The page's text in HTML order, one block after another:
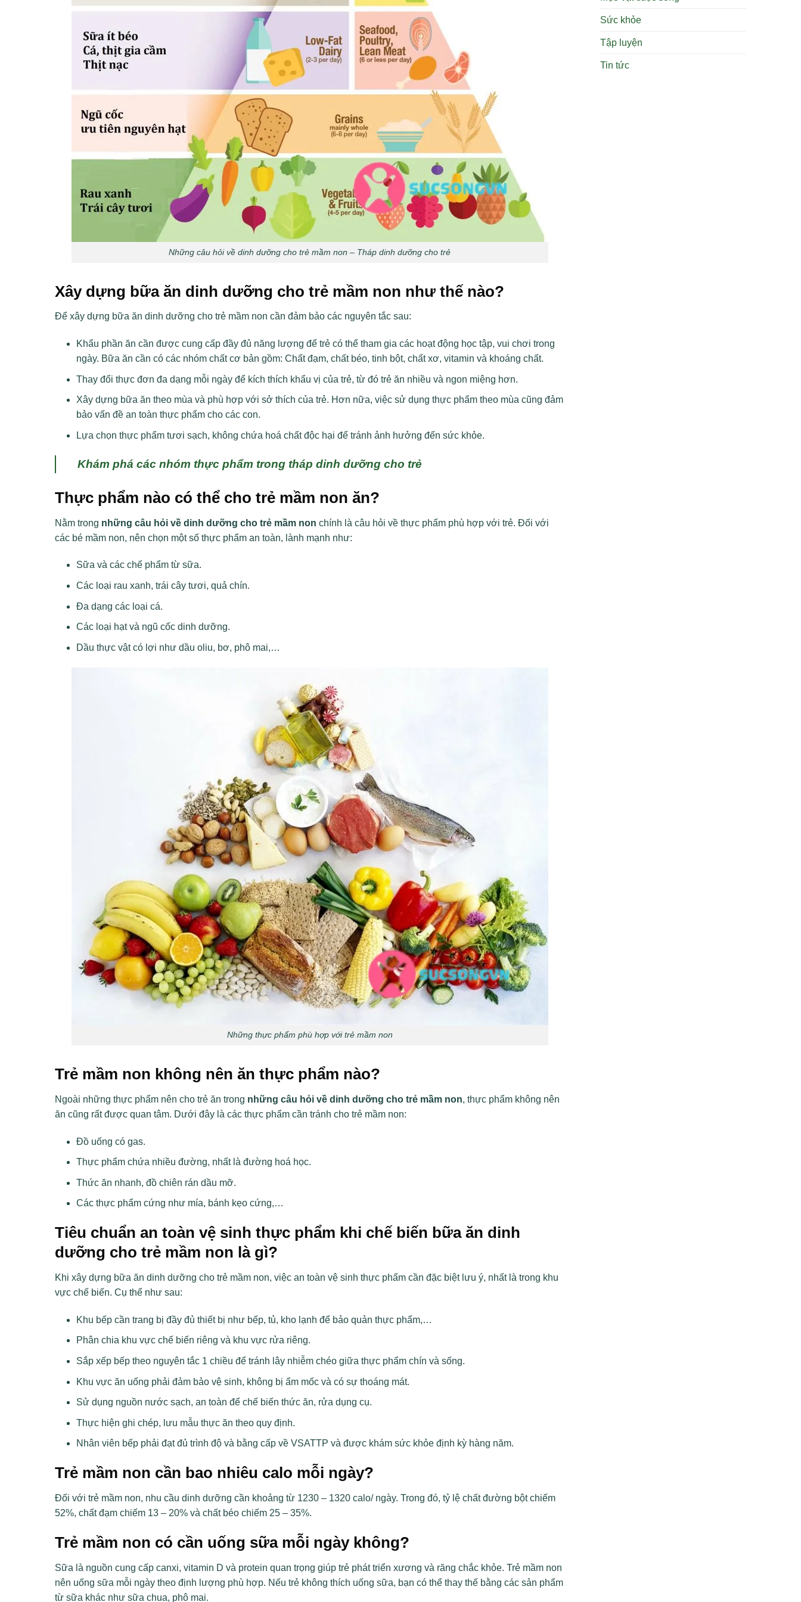
Những câu hỏi về dinh dưỡng cho trẻ mầm non – Tháp dinh dưỡng cho trẻ
Xây dựng bữa ăn dinh dưỡng cho trẻ mầm non như thế nào?
Để xây dựng bữa ăn dinh dưỡng cho trẻ mầm non cần đảm bảo các nguyên tắc sau:
Khẩu phần ăn cần được cung cấp đầy đủ năng lượng để trẻ có thể tham gia các hoạt động học tập, vui chơi trong
ngày. Bữa ăn cần có các nhóm chất cơ bản gồm: Chất đạm, chất béo, tinh bột, chất xơ, vitamin và khoáng chất.
Thay đổi thực đơn đa dạng mỗi ngày để kích thích khẩu vị của trẻ, từ đó trẻ ăn nhiều và ngon miệng hơn.
Xây dựng bữa ăn theo mùa và phù hợp với sở thích của trẻ. Hơn nữa, việc sử dụng thực phẩm theo mùa cũng đảm
bảo vấn đề an toàn thực phẩm cho các con.
Lựa chọn thực phẩm tươi sạch, không chứa hoá chất độc hại để tránh ảnh hưởng đến sức khỏe.
Khám phá các nhóm thực phẩm trong tháp dinh dưỡng cho trẻ
Thực phẩm nào có thể cho trẻ mầm non ăn?
Nằm trong những câu hỏi về dinh dưỡng cho trẻ mầm non chính là câu hỏi về thực phẩm phù hợp với trẻ. Đối với
các bé mầm non, nên chọn một số thực phẩm an toàn, lành mạnh như:
Sữa và các chế phẩm từ sữa.
Các loại rau xanh, trái cây tươi, quả chín.
Đa dạng các loại cá.
Các loại hạt và ngũ cốc dinh dưỡng.
Dầu thực vật có lợi như dầu oliu, bơ, phô mai,…
Những thực phẩm phù hợp với trẻ mầm non
Trẻ mầm non không nên ăn thực phẩm nào?
Ngoài những thực phẩm nên cho trẻ ăn trong những câu hỏi về dinh dưỡng cho trẻ mầm non, thực phẩm không nên
ăn cũng rất được quan tâm. Dưới đây là các thực phẩm cần tránh cho trẻ mầm non:
Đồ uống có gas.
Thực phẩm chứa nhiều đường, nhất là đường hoá học.
Thức ăn nhanh, đồ chiên rán dầu mỡ.
Các thực phẩm cứng như mía, bánh kẹo cứng,…
Tiêu chuẩn an toàn vệ sinh thực phẩm khi chế biến bữa ăn dinh
dưỡng cho trẻ mầm non là gì?
Khi xây dựng bữa ăn dinh dưỡng cho trẻ mầm non, việc an toàn vệ sinh thực phẩm cần đặc biệt lưu ý, nhất là trong khu
vực chế biến. Cụ thể như sau:
Khu bếp cần trang bị đầy đủ thiết bị như bếp, tủ, kho lạnh để bảo quản thực phẩm,…
Phân chia khu vực chế biến riêng và khu vực rửa riêng.
Sắp xếp bếp theo nguyên tắc 1 chiều để tránh lây nhiễm chéo giữa thực phẩm chín và sống.
Khu vực ăn uống phải đảm bảo vệ sinh, không bị ẩm mốc và có sự thoáng mát.
Sử dụng nguồn nước sạch, an toàn để chế biến thức ăn, rửa dụng cụ.
Thực hiện ghi chép, lưu mẫu thực ăn theo quy định.
Nhân viên bếp phải đạt đủ trình độ và bằng cấp về VSATTP và được khám sức khỏe định kỳ hàng năm.
Trẻ mầm non cần bao nhiêu calo mỗi ngày?
Đối với trẻ mầm non, nhu cầu dinh dưỡng cần khoảng từ 1230 – 1320 calo/ ngày. Trong đó, tỷ lệ chất đường bột chiếm
52%, chất đạm chiếm 13 – 20% và chất béo chiếm 25 – 35%.
Trẻ mầm non có cần uống sữa mỗi ngày không?
Sữa là nguồn cung cấp canxi, vitamin D và protein quan trọng giúp trẻ phát triển xương và răng chắc khỏe. Trẻ mầm non
nên uống sữa mỗi ngày theo định lượng phù hợp. Nếu trẻ không thích uống sữa, bạn có thể thay thế bằng các sản phẩm
từ sữa khác như sữa chua, phô mai.
Sức khỏe
Tập luyện
Tin tức